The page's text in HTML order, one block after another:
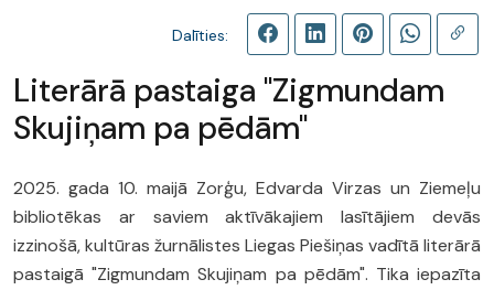
Dalīties:
Literārā pastaiga "Zigmundam
Skujiņam pa pēdām"
2025. gada 10. maijā Zorģu, Edvarda Virzas un Ziemeļu
bibliotēkas ar saviem aktīvākajiem lasītājiem devās
izzinošā, kultūras žurnālistes Liegas Piešiņas vadītā literārā
pastaigā "Zigmundam Skujiņam pa pēdām". Tika iepazīta